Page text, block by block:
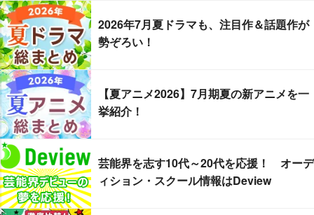
2026年7月夏ドラマも、注目作＆話題作が
勢ぞろい！
【夏アニメ2026】7月期夏の新アニメを一
挙紹介！
芸能界を志す10代～20代を応援！ オーデ
ィション・スクール情報はDeview